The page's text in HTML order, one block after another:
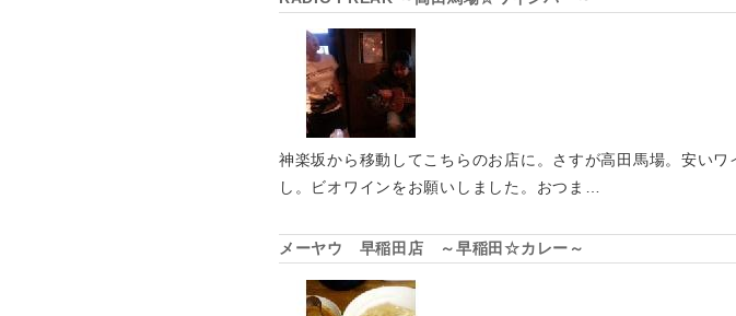
神楽坂から移動してこちらのお店に。さすが高田馬場。安い
し。ビオワインをお願いしました。おつま…
メーヤウ 早稲田店 ～早稲田☆カレー～